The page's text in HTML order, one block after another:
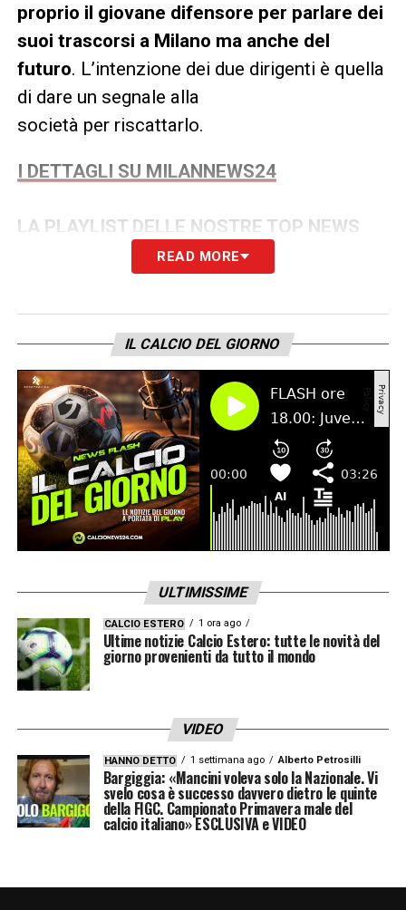
proprio il giovane difensore per parlare dei
suoi trascorsi a Milano ma anche del
futuro. L’intenzione dei due dirigenti è quella
di dare un segnale alla
società per riscattarlo.
I DETTAGLI SU MILANNEWS24
LA PLAYLIST DELLE NOSTRE TOP NEWS
READ MORE
IL CALCIO DEL GIORNO
ULTIMISSIME
CALCIO ESTERO 1 ora ago
Ultime notizie Calcio Estero: tutte le novità del
giorno provenienti da tutto il mondo
VIDEO
HANNO DETTO 1 settimana ago Alberto Petrosilli
Bargiggia: «Mancini voleva solo la Nazionale. Vi
svelo cosa è successo davvero dietro le quinte
della FIGC. Campionato Primavera male del
calcio italiano» ESCLUSIVA e VIDEO